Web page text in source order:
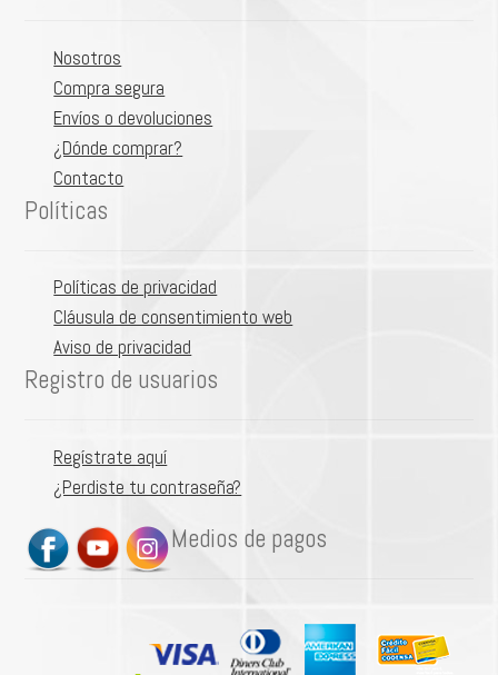
Nosotros
Compra segura
Envíos o devoluciones
¿Dónde comprar?
Contacto
Políticas
Políticas de privacidad
Cláusula de consentimiento web
Aviso de privacidad
Registro de usuarios
Regístrate aquí
¿Perdiste tu contraseña?
Medios de pagos